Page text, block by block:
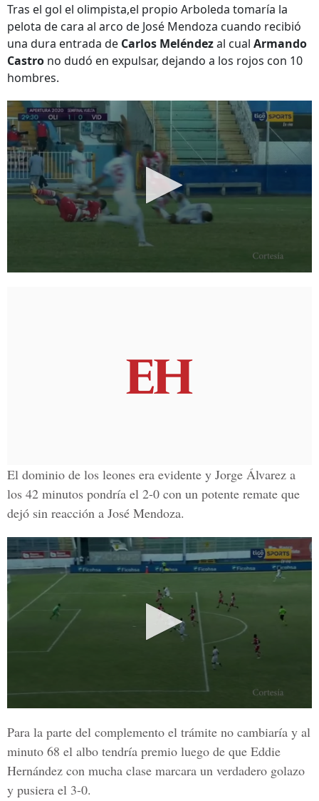
Tras el gol el olimpista,el propio Arboleda tomaría la
pelota de cara al arco de José Mendoza cuando recibió
una dura entrada de Carlos Meléndezal cual Armando
Castro no dudó en expulsar, dejando a los rojos con 10
hombres.
El dominio de los leones era evidente y Jorge Álvarez a
los 42 minutos pondría el 2-0 con un potente remate que
dejó sin reacción a José Mendoza.
Para la parte del complemento el trámite no cambiaría y al
minuto 68 el albo tendría premio luego de que Eddie
Hernández con mucha clase marcara un verdadero golazo
y pusiera el 3-0.